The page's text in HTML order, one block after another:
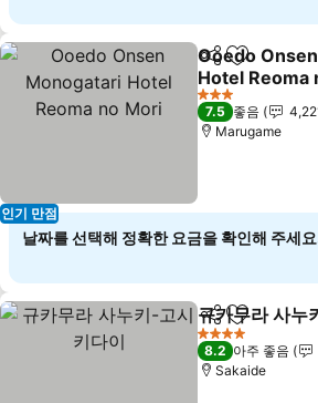
인기 만점
공유 즐겨찾기
Ooedo
Hotel Reoma
요금 보기
3 성급
7.5 좋음
Marugame
날짜를 선택해 정확한 요금을 확인해 주세
공유 즐겨찾기
규카무라 사누
4 성급
8.2 아주 좋음
Sakaide